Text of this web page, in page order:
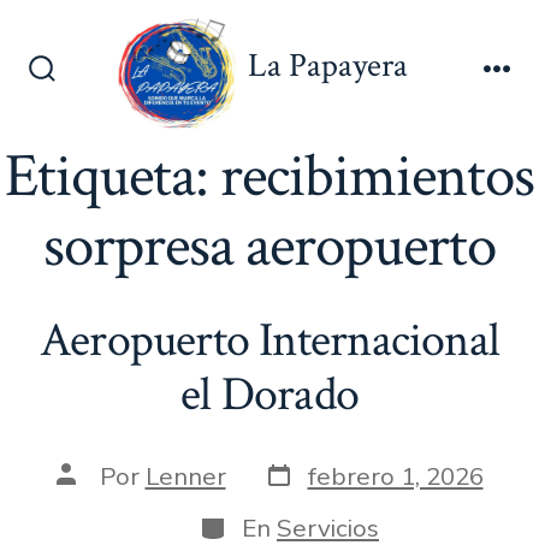
Alternar
La Papayera
Etiqueta:recibimientos
sorpresa aeropuerto
Aeropuerto Internacional
el Dorado
AutorPor Lenner Fecha
de
publicación
febrero 1, 2026
Categorías
En Servicios